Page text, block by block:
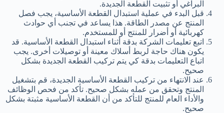
البراغي أو تثبيت القطعة الجديدة.
قبل البدء في عملية استبدال القطعة الأساسية، يجب فصل
المنتج عن مصدر الطاقة. هذا يساعد في تجنب أي حوادث
كهربائية أو أضرار للمنتج أو للمستخدم.
اتبع تعليمات الشركة بدقة أثناء استبدال القطعة الأساسية. قد
يكون هناك حاجة لربط أسلاك معينة أو توصيلات أخرى. يجب
اتباع التعليمات بدقة كي يتم تركيب القطعة الجديدة بشكل
صحيح.
عند الانتهاء من تركيب القطعة الأساسية الجديدة، قم بتشغيل
المنتج وتحقق من عمله بشكل صحيح. تأكد من فحص الوظائف
والأداء العام للمنتج للتأكد من أن القطعة الأساسية مثبتة بشكل
صحيح.